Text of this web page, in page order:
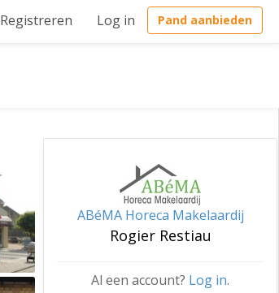
Registreren Log in Pand aanbieden
ABéMA Horeca Makelaardij
Rogier Restiau
Al een account? Log in.